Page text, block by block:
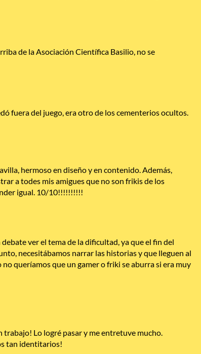
de la Asociación Científica Basilio, no se
fuera del juego, era otro de los cementerios ocultos.
hermoso en diseño y en contenido. Además,
a todes mis amigues que no son frikis de los
igual. 10/10!!!!!!!!!!
ver el tema de la dificultad, ya que el fin del
necesitábamos narrar las historias y que lleguen al
queríamos que un gamer o friki se aburra si era muy
trabajo! Lo logré pasar y me entretuve mucho.
tan identitarios!